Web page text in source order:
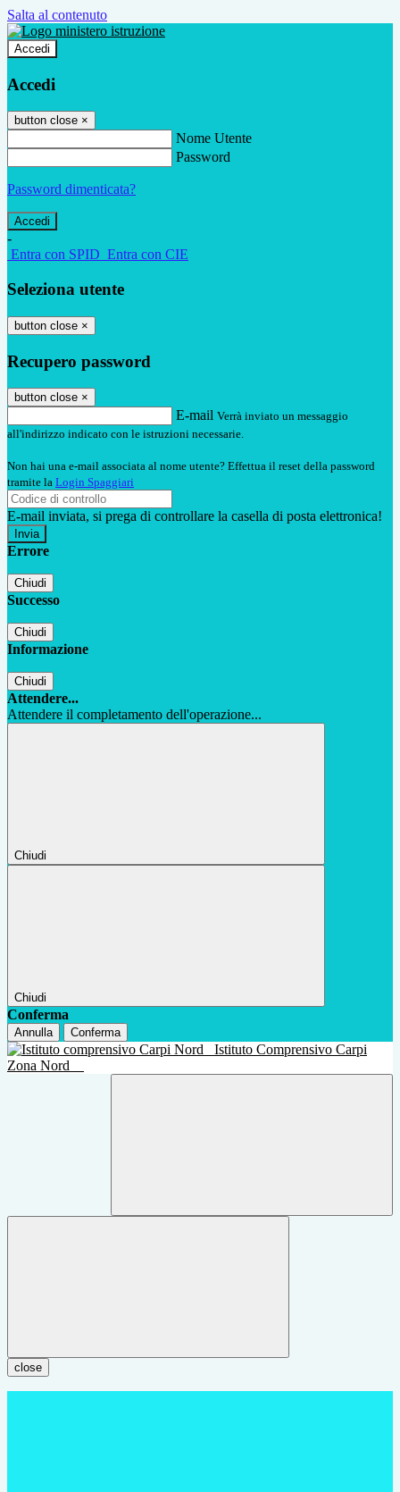
Salta al contenuto
Accedi
Accedi
button close ×
Nome Utente
Password
Password dimenticata?
-
Entra con SPID Entra con CIE
Seleziona utente
button close ×
Recupero password
button close ×
E-mail Verrà inviato un messaggio
all'indirizzo indicato con le istruzioni necessarie.
Non hai una e-mail associata al nome utente? Effettua il reset della password
tramite la Login Spaggiari
E-mail inviata, si prega di controllare la casella di posta elettronica!
Errore
Chiudi
Successo
Chiudi
Informazione
Chiudi
Attendere...
Attendere il completamento dell'operazione...
Chiudi
Chiudi
Conferma
Annulla Conferma
Istituto Comprensivo Carpi
Zona Nord
close